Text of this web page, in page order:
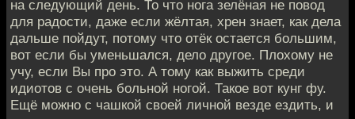
на следующий день. То что нога зелёная не повод
для радости, даже если жёлтая, хрен знает, как дела
дальше пойдут, потому что отёк остается большим,
вот если бы уменьшался, дело другое. Плохому не
учу, если Вы про это. А тому как выжить среди
идиотов с очень больной ногой. Такое вот кунг фу.
Ещё можно с чашкой своей личной везде ездить, и